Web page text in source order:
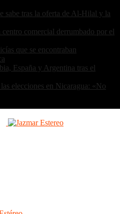
sabe tras la oferta de Al-Hilal y la
comercial derrumbado por el
que se encontraban
España y Argentina tras el
elecciones en Nicaragua: «No